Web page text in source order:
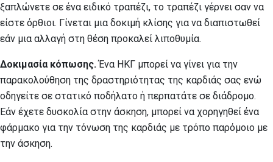
ξαπλώνετε σε ένα ειδικό τραπέζι, το τραπέζι γέρνει σαν να
είστε όρθιοι. Γίνεται μια δοκιμή κλίσης για να διαπιστωθεί
εάν μια αλλαγή στη θέση προκαλεί λιποθυμία.
Δοκιμασία κόπωσης.Ένα ΗΚΓ μπορεί να γίνει για την
παρακολούθηση της δραστηριότητας της καρδιάς σας ενώ
οδηγείτε σε στατικό ποδήλατο ή περπατάτε σε διάδρομο.
Εάν έχετε δυσκολία στην άσκηση, μπορεί να χορηγηθεί ένα
φάρμακο για την τόνωση της καρδιάς με τρόπο παρόμοιο με
την άσκηση.